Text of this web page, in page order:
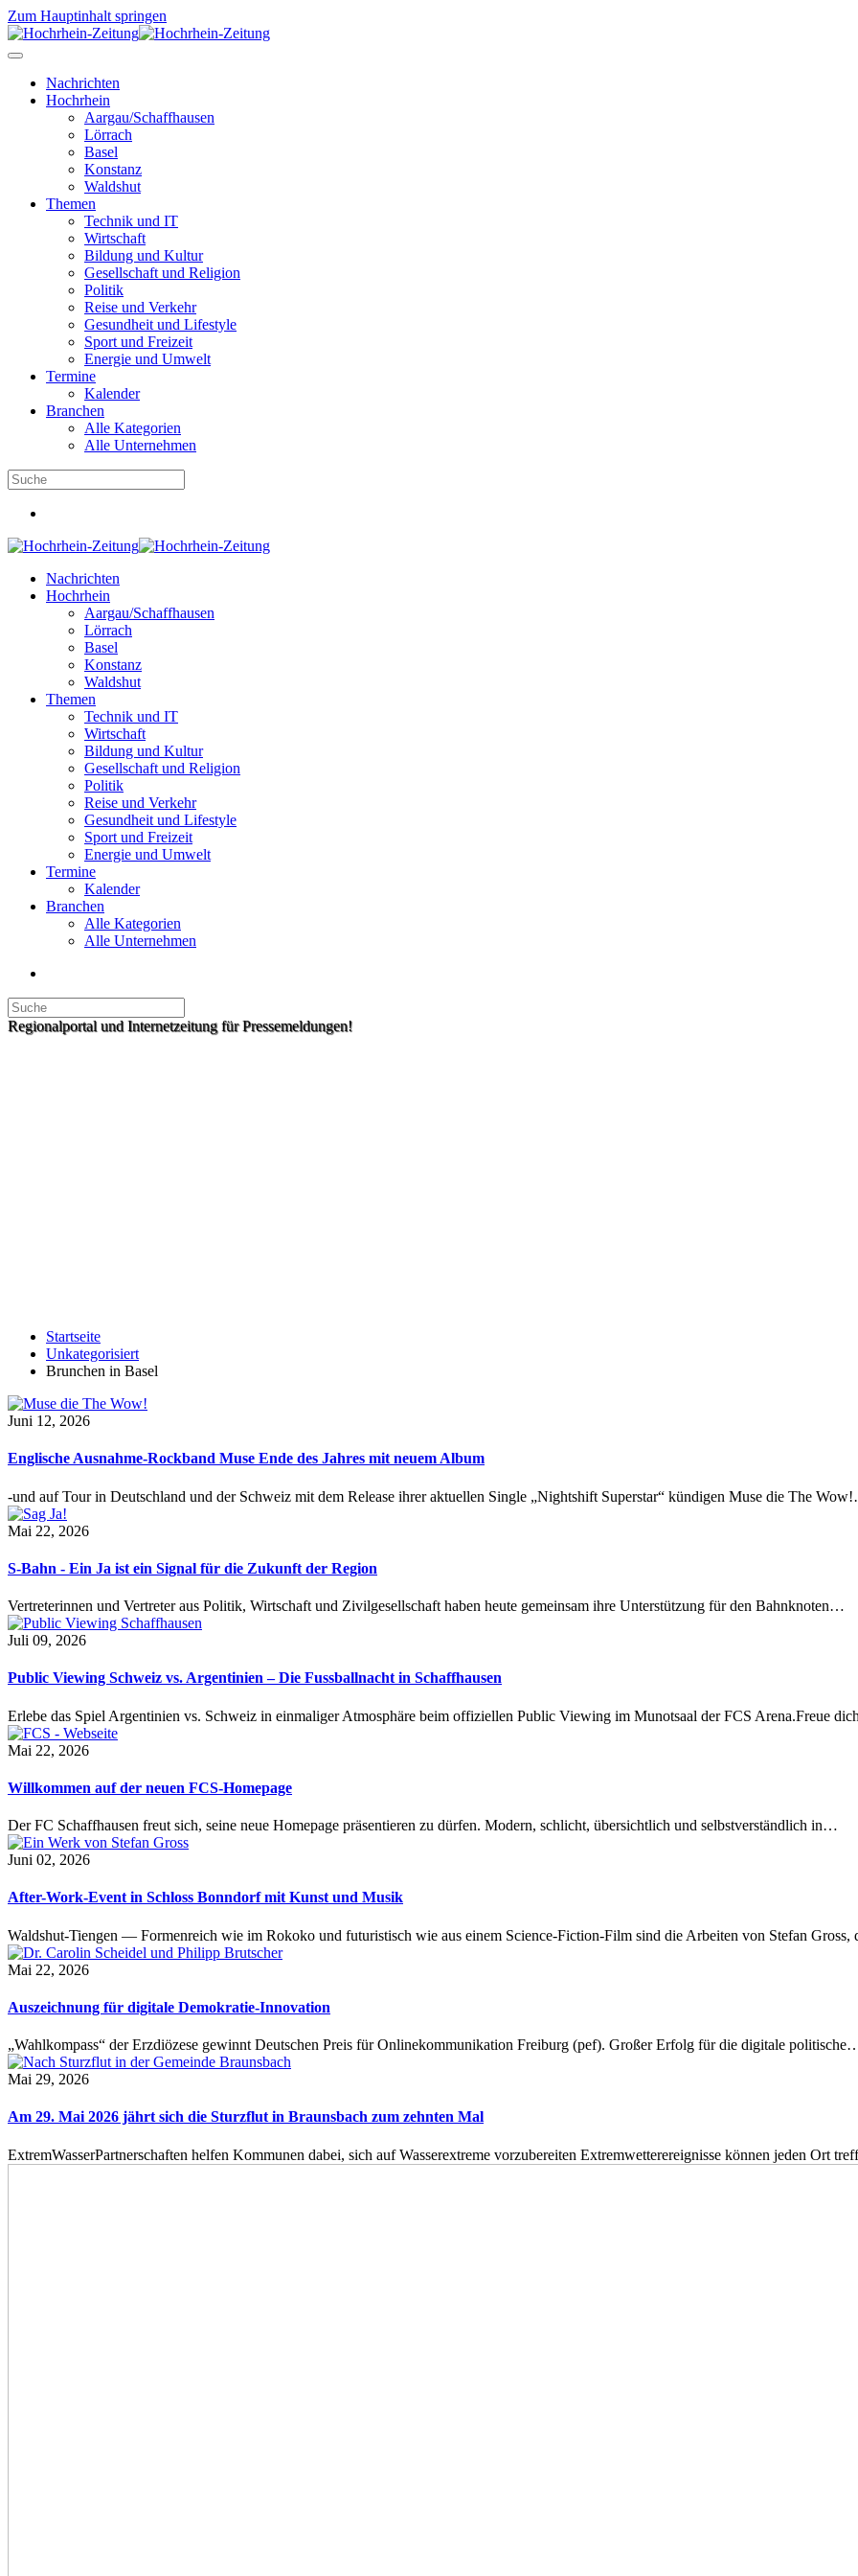
Zum Hauptinhalt springen
Nachrichten
Hochrhein
Aargau/Schaffhausen
Lörrach
Basel
Konstanz
Waldshut
Themen
Technik und IT
Wirtschaft
Bildung und Kultur
Gesellschaft und Religion
Politik
Reise und Verkehr
Gesundheit und Lifestyle
Sport und Freizeit
Energie und Umwelt
Termine
Kalender
Branchen
Alle Kategorien
Alle Unternehmen
Nachrichten
Hochrhein
Aargau/Schaffhausen
Lörrach
Basel
Konstanz
Waldshut
Themen
Technik und IT
Wirtschaft
Bildung und Kultur
Gesellschaft und Religion
Politik
Reise und Verkehr
Gesundheit und Lifestyle
Sport und Freizeit
Energie und Umwelt
Termine
Kalender
Branchen
Alle Kategorien
Alle Unternehmen
Regionalportal und Internetzeitung für Pressemeldungen!
Startseite
Unkategorisiert
Brunchen in Basel
Juni 12, 2026
Englische Ausnahme-Rockband Muse Ende des Jahres mit neuem Album
-und auf Tour in Deutschland und der Schweiz mit dem Release ihrer aktuellen Single „Nightshift Superstar“ kündigen Muse die The
Mai 22, 2026
S-Bahn - Ein Ja ist ein Signal für die Zukunft der Region
Vertreterinnen und Vertreter aus Politik, Wirtschaft und Zivilgesellschaft haben heute gemeinsam ihre Unterstützung für den Bahnknoten…
Juli 09, 2026
Public Viewing Schweiz vs. Argentinien – Die Fussballnacht in Schaffhausen
Erlebe das Spiel Argentinien vs. Schweiz in einmaliger Atmosphäre beim offiziellen Public Viewing im Munotsaal der FCS Arena.Freue
Mai 22, 2026
Willkommen auf der neuen FCS-Homepage
Der FC Schaffhausen freut sich, seine neue Homepage präsentieren zu dürfen. Modern, schlicht, übersichtlich und selbstverständlich in…
Juni 02, 2026
After-Work-Event in Schloss Bonndorf mit Kunst und Musik
Waldshut-Tiengen — Formenreich wie im Rokoko und futuristisch wie aus einem Science-Fiction-Film sind die Arbeiten von Stefan
Mai 22, 2026
Auszeichnung für digitale Demokratie-Innovation
„Wahlkompass“ der Erzdiözese gewinnt Deutschen Preis für Onlinekommunikation Freiburg (pef). Großer Erfolg für die digitale
Mai 29, 2026
Am 29. Mai 2026 jährt sich die Sturzflut in Braunsbach zum zehnten Mal
ExtremWasserPartnerschaften helfen Kommunen dabei, sich auf Wasserextreme vorzubereiten Extremwetterereignisse können jeden Ort